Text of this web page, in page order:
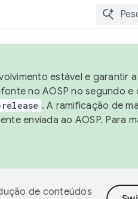
estável e garantir
no AOSP no segundo e
. A ramificação de
enviada ao AOSP. Para
de conteúdos